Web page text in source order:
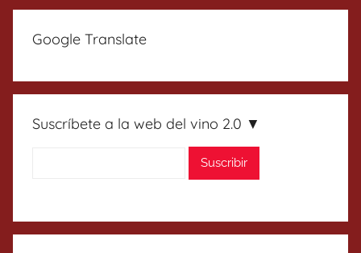
Google Translate
Suscríbete a la web del vino 2.0 ▼